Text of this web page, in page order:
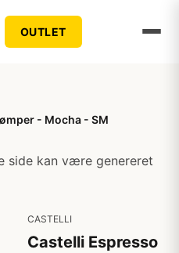
OUTLET
- Mocha - SM
side kan være genereret
CASTELLI
Castelli Espresso